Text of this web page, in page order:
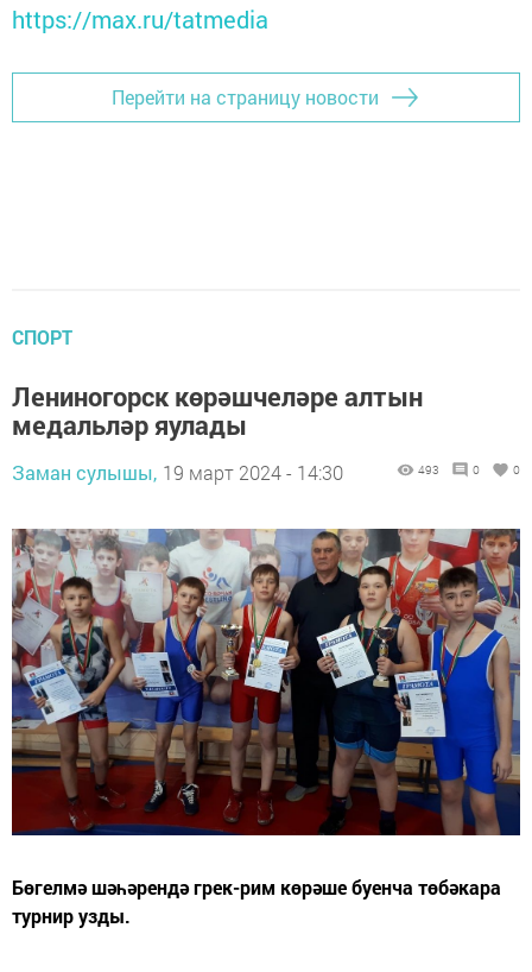
https://max.ru/tatmedia
Перейти на страницу новости
СПОРТ
Лениногорск көрәшчеләре алтын
медальләр яулады
Заман сулышы, 19 март 2024 - 14:30 493 0 0
Бөгелмә шәһәрендә грек-рим көрәше буенча төбәкара
турнир узды.